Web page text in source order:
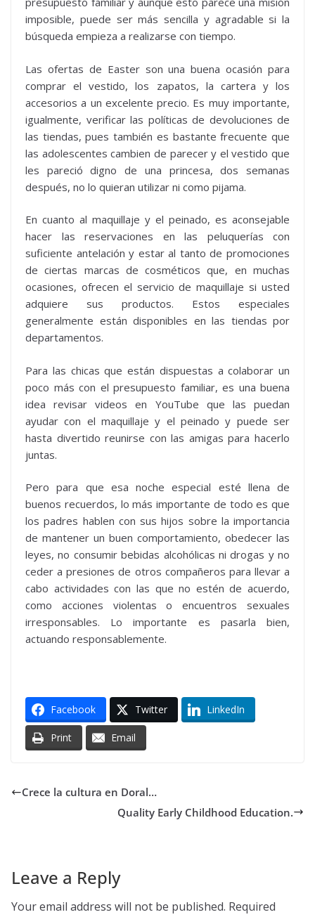
imposible, puede ser más sencilla y agradable si la
búsqueda empieza a realizarse con tiempo.
Las ofertas de Easter son una buena ocasión para
comprar el vestido, los zapatos, la cartera y los
accesorios a un excelente precio. Es muy importante,
igualmente, verificar las políticas de devoluciones de
las tiendas, pues también es bastante frecuente que
las adolescentes cambien de parecer y el vestido que
les pareció digno de una princesa, dos semanas
después, no lo quieran utilizar ni como pijama.
En cuanto al maquillaje y el peinado, es aconsejable
hacer las reservaciones en las peluquerías con
suficiente antelación y estar al tanto de promociones
de ciertas marcas de cosméticos que, en muchas
ocasiones, ofrecen el servicio de maquillaje si usted
adquiere sus productos. Estos especiales
generalmente están disponibles en las tiendas por
departamentos.
Para las chicas que están dispuestas a colaborar un
poco más con el presupuesto familiar, es una buena
idea revisar videos en YouTube que las puedan
ayudar con el maquillaje y el peinado y puede ser
hasta divertido reunirse con las amigas para hacerlo
juntas.
Pero para que esa noche especial esté llena de
buenos recuerdos, lo más importante de todo es que
los padres hablen con sus hijos sobre la importancia
de mantener un buen comportamiento, obedecer las
leyes, no consumir bebidas alcohólicas ni drogas y no
ceder a presiones de otros compañeros para llevar a
cabo actividades con las que no estén de acuerdo,
como acciones violentas o encuentros sexuales
irresponsables. Lo importante es pasarla bien,
actuando responsablemente.
Facebook Twitter LinkedIn
Print Email
Crece la cultura en Doral…
Quality Early Childhood Education.
Leave a Reply
Your email address will not be published. Required